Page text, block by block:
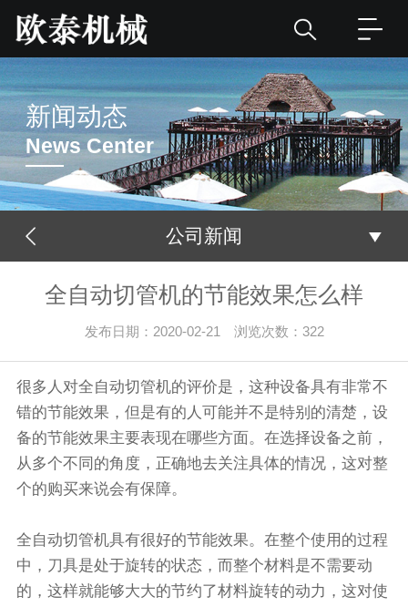
新闻动态
News Center
公司新闻
全自动切管机的节能效果怎么样
发布日期：2020-02-21 浏览次数： 322
很多人对全自动切管机的评价是，这种设备具有非常不
错的节能效果，但是有的人可能并不是特别的清楚，设
备的节能效果主要表现在哪些方面。在选择设备之前，
从多个不同的角度，正确地去关注具体的情况，这对整
个的购买来说会有保障。
全自动切管机具有很好的节能效果。在整个使用的过程
中，刀具是处于旋转的状态，而整个材料是不需要动
的，这样就能够大大的节约了材料旋转的动力，这对使